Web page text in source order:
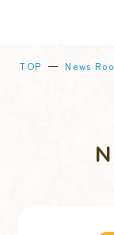
TOP News